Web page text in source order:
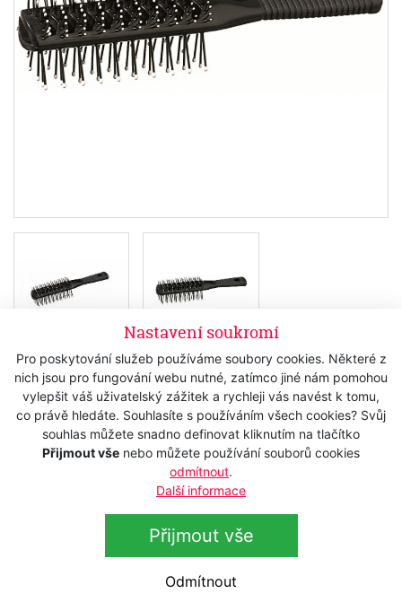
Nastavení soukromí
Pro poskytování služeb používáme soubory cookies. Některé z
nich jsou pro fungování webu nutné, zatímco jiné nám pomohou
vylepšit váš uživatelský zážitek a rychleji vás navést k tomu,
co právě hledáte. Souhlasíte s používáním všech cookies? Svůj
souhlas můžete snadno definovat kliknutím na tlačítko
Přijmout vše nebo můžete používání souborů cookies
odmítnout.
Další informace
Přijmout vše
Odmítnout
Skladem
80 Kč s DPH
66,12 Kčbez DPH
Popis